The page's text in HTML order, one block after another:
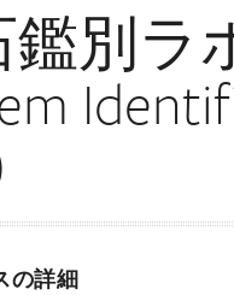
鑑別ラ
の詳細